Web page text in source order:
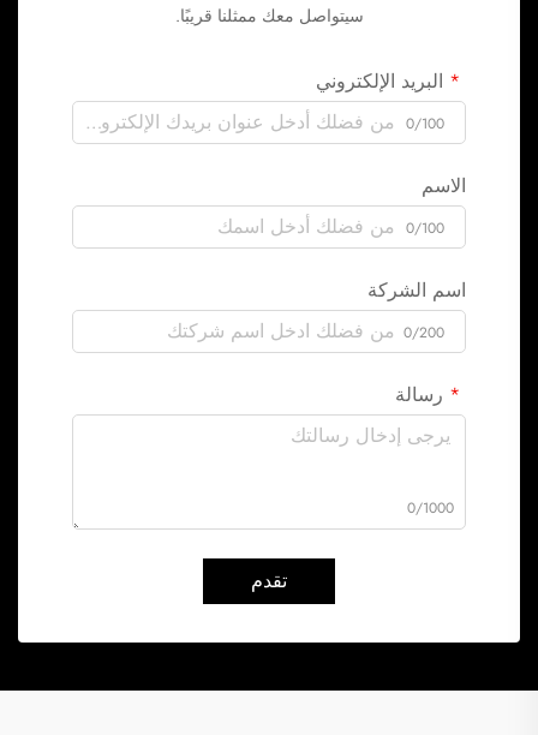
سيتواصل معك ممثلنا قريبًا.
البريد الإلكتروني
0/100
الاسم
0/100
اسم الشركة
0/200
رسالة
0/1000
تقدم